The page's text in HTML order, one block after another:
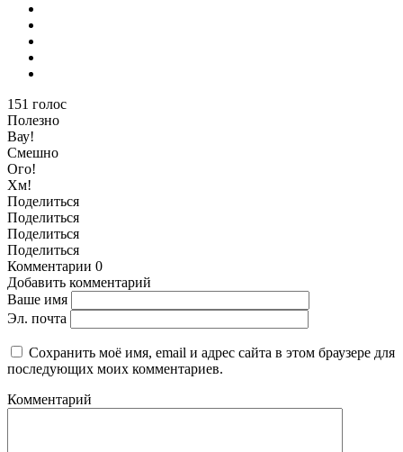
151 голос
Полезно
Вау!
Смешно
Ого!
Хм!
Поделиться
Поделиться
Поделиться
Поделиться
Комментарии 0
Добавить комментарий
Ваше имя
Эл. почта
Сохранить моё имя, email и адрес сайта в этом браузере для
последующих моих комментариев.
Комментарий